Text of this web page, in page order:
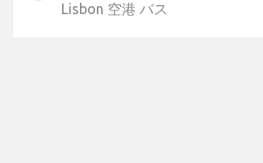
Lisbon 空港 バス